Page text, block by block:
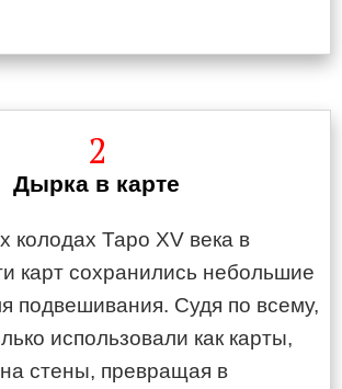
2
Дырка в карте
колодах Таро XV века в
карт сохранились небольшие
подвешивания. Судя по всему,
использовали как карты,
стены, превращая в